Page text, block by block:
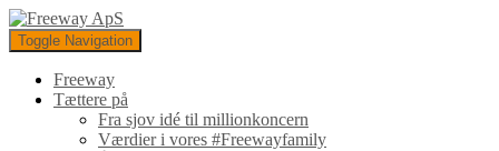
Toggle Navigation
Freeway
Tættere på
Fra sjov idé til millionkoncern
Værdier i vores #Freewayfamily